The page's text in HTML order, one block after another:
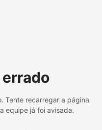
Tente recarregar a página
equipe já foi avisada.